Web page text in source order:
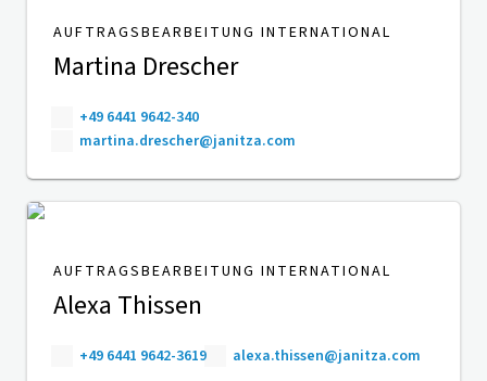
AUFTRAGSBEARBEITUNG INTERNATIONAL
Martina Drescher
+49 6441 9642-340
martina.drescher@janitza.com
AUFTRAGSBEARBEITUNG INTERNATIONAL
Alexa Thissen
+49 6441 9642-3619 alexa.thissen@janitza.com